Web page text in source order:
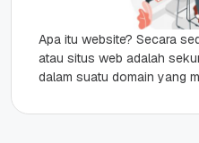
Apa itu website? Secara
atau situs web adalah
dalam suatu domain yang
bawah...